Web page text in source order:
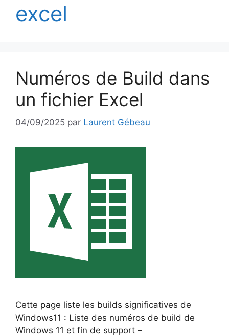
excel
Numéros de Build dans
un fichier Excel
04/09/2025 par Laurent Gébeau
Cette page liste les builds significatives de
Windows11 : Liste des numéros de build de
Windows 11 et fin de support –